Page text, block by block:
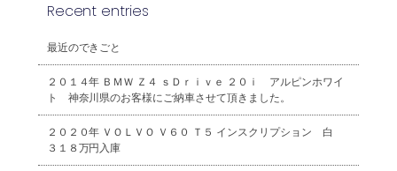
Recent entries
最近のできごと
２０１４年 ＢＭＷ Ｚ４ ｓＤｒｉｖｅ ２０ｉ アルピンホワイ
ト 神奈川県のお客様にご納車させて頂きました。
２０２０年 ＶＯＬＶＯ Ｖ６０ Ｔ５ インスクリプション 白
３１８万円入庫